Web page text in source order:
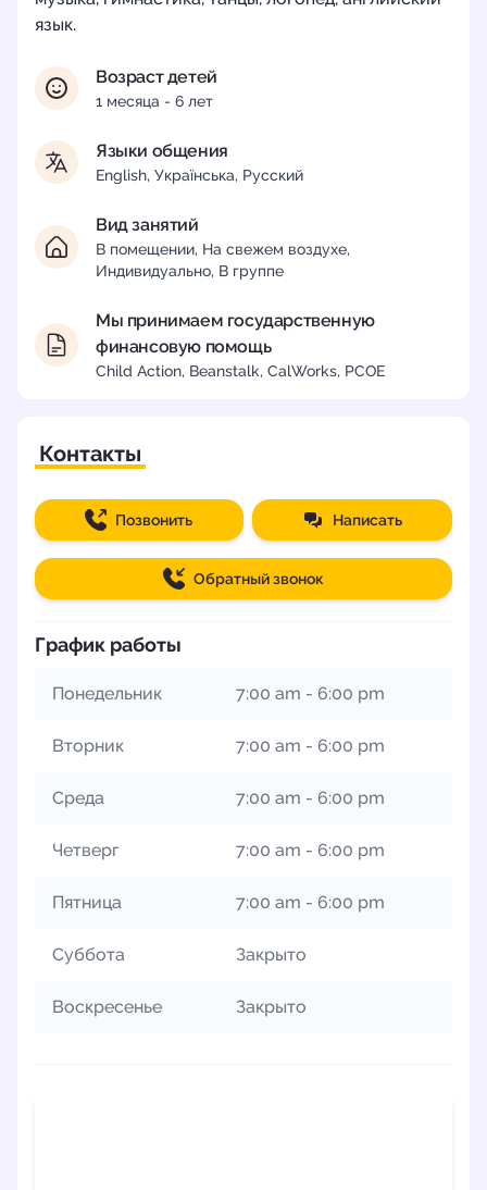
язык.
Возраст детей
1 месяца - 6 лет
Языки общения
English, Українська, Русский
Вид занятий
В помещении, На свежем воздухе,
Индивидуально, В группе
Мы принимаем государственную
финансовую помощь
Child Action, Beanstalk, CalWorks, PCOE
Контакты
Позвонить Написать
Обратный звонок
График работы
Понедельник 7:00 am - 6:00 pm
Вторник 7:00 am - 6:00 pm
Среда 7:00 am - 6:00 pm
Четверг 7:00 am - 6:00 pm
Пятница 7:00 am - 6:00 pm
Суббота Закрыто
Воскресенье Закрыто